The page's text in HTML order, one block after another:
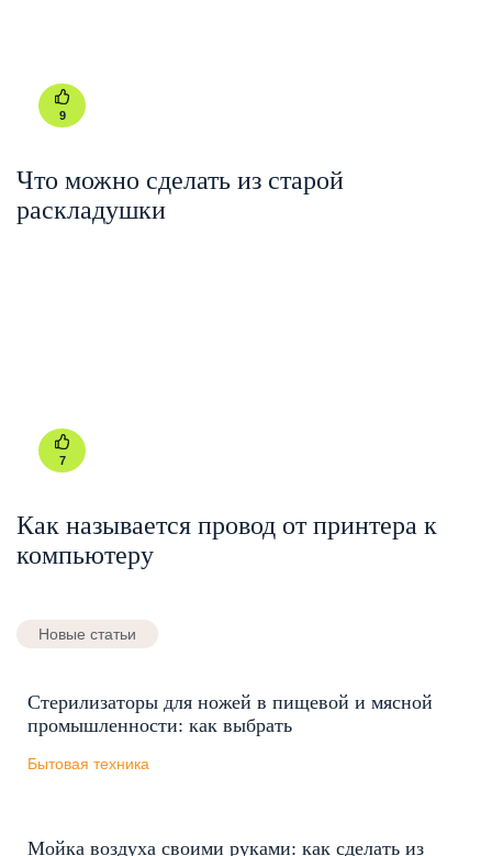
9
Что можно сделать из старой
раскладушки
7
Как называется провод от принтера к
компьютеру
Новые статьи
Стерилизаторы для ножей в пищевой и мясной
промышленности: как выбрать
Бытовая техника
Мойка воздуха своими руками: как сделать из